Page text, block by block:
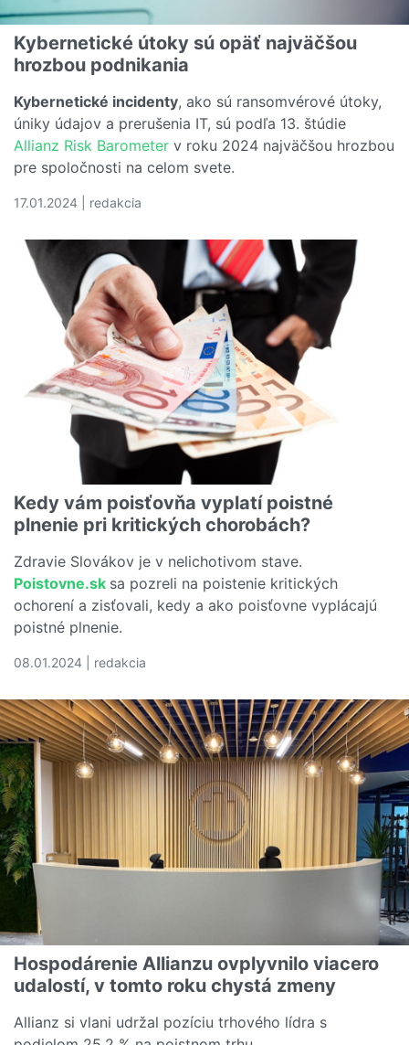
Kybernetické útoky sú opäť najväčšou
hrozbou podnikania
Kybernetické incidenty, ako sú ransomvérové útoky,
úniky údajov a prerušenia IT, sú podľa 13. štúdie
Allianz Risk Barometer v roku 2024 najväčšou hrozbou
pre spoločnosti na celom svete.
17.01.2024 | redakcia
Kedy vám poisťovňa vyplatí poistné
plnenie pri kritických chorobách?
Zdravie Slovákov je v nelichotivom stave.
Poistovne.sk sa pozreli na poistenie kritických
ochorení a zisťovali, kedy a ako poisťovne vyplácajú
poistné plnenie.
08.01.2024 | redakcia
Hospodárenie Allianzu ovplyvnilo viacero
udalostí, v tomto roku chystá zmeny
Allianz si vlani udržal pozíciu trhového lídra s